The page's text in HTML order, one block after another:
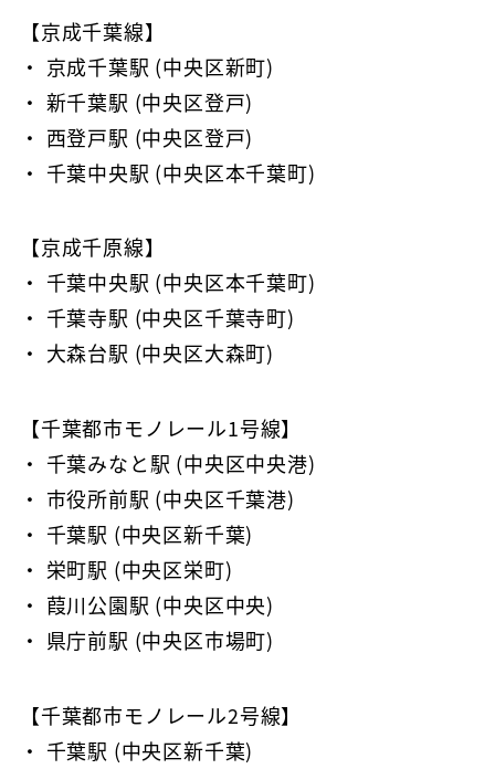
【京成千葉線】
・ 京成千葉駅 (中央区新町)
・ 新千葉駅 (中央区登戸)
・ 西登戸駅 (中央区登戸)
・ 千葉中央駅 (中央区本千葉町)
【京成千原線】
・ 千葉中央駅 (中央区本千葉町)
・ 千葉寺駅 (中央区千葉寺町)
・ 大森台駅 (中央区大森町)
【千葉都市モノレール1号線】
・ 千葉みなと駅 (中央区中央港)
・ 市役所前駅 (中央区千葉港)
・ 千葉駅 (中央区新千葉)
・ 栄町駅 (中央区栄町)
・ 葭川公園駅 (中央区中央)
・ 県庁前駅 (中央区市場町)
【千葉都市モノレール2号線】
・ 千葉駅 (中央区新千葉)